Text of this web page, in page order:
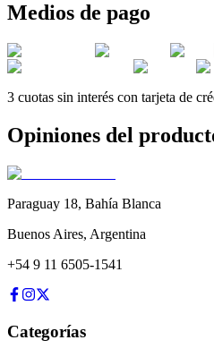
Medios de pago
3 cuotas sin interés con tarjeta de
Opiniones del
Paraguay 18, Bahía Blanca
Buenos Aires, Argentina
+54 9 11 6505-1541
Categorías